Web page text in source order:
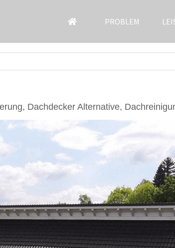
PROBLEM
Dachdecker Alternative,